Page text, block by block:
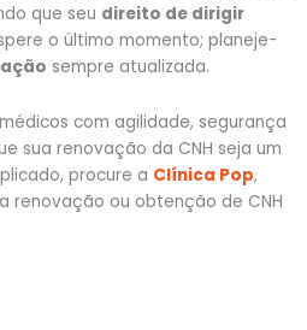
que seu direito de dirigir
o último momento; planeje-
sempre atualizada.
com agilidade, segurança
sua renovação da CNH seja um
procure a Clínica Pop,
renovação ou obtenção de CNH